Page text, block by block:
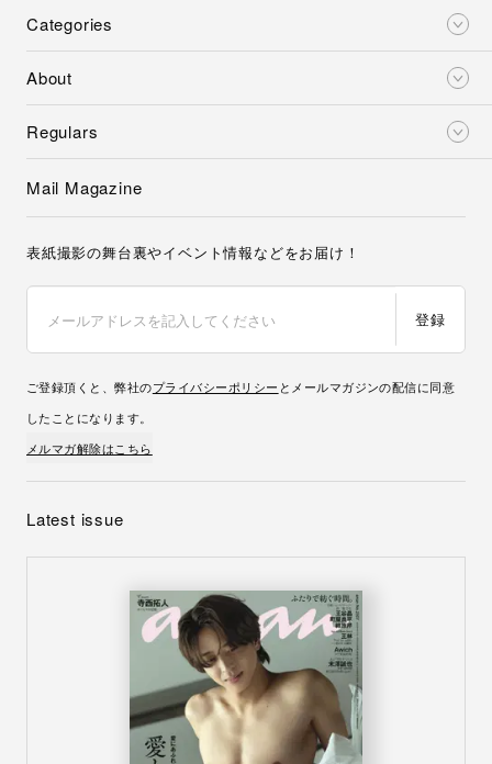
Categories
About
Regulars
Mail Magazine
表紙撮影の舞台裏やイベント情報などをお届け！
登録
ご登録頂くと、弊社のプライバシーポリシー とメールマガジンの配信に同意
したことになります。
メルマガ解除はこちら
Latest issue